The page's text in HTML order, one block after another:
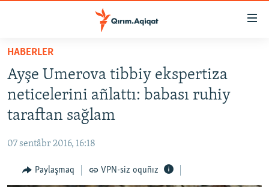
Esas
qaytmaq
Baş
navigatsiyağa
qaytmaq
Qıdıruvğa
SİYASET
İQTİSADİYAT
MEDENİYET
İNSAN AQLARI
HABERLER
Ayşe Umerova tibbiy ekspertiza
neticelerini añlattı: babası ruhiy
taraftan sağlam
07 sentâbr 2016, 16:18
Paylaşmaq VPN-siz oquñız